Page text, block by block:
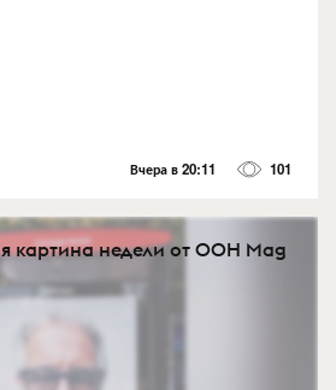
Вчера в 20:11 101
картина недели от OOH Mag